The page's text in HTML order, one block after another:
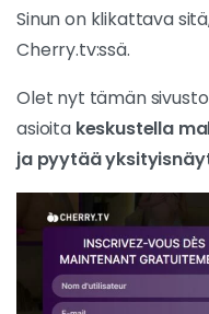
Sinun on klikattava
Cherry.tv:ssä.
Olet nyt tämän
asioita keskustella
ja pyytää